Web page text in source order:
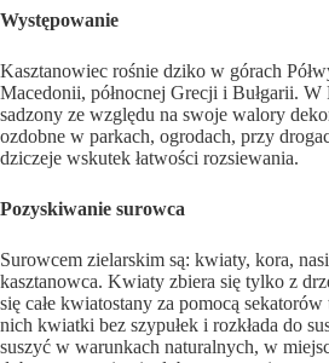
Występowanie
Kasztanowiec rośnie dziko w górach
Macedonii, północnej Grecji i Bułgarii.
sadzony ze względu na swoje walory
ozdobne w parkach, ogrodach, przy
dziczeje wskutek łatwości rozsiewania.
Pozyskiwanie surowca
Surowcem zielarskim są: kwiaty, kora,
kasztanowca. Kwiaty zbiera się tylko z
się całe kwiatostany za pomocą
nich kwiatki bez szypułek i rozkłada do
suszyć w warunkach naturalnych, w